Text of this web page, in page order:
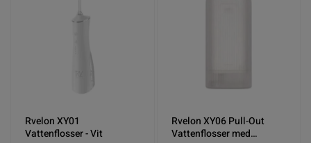
Rvelon XY01
Vattenflosser - Vit
Rvelon XY06 Pull-Out
Vattenflosser med